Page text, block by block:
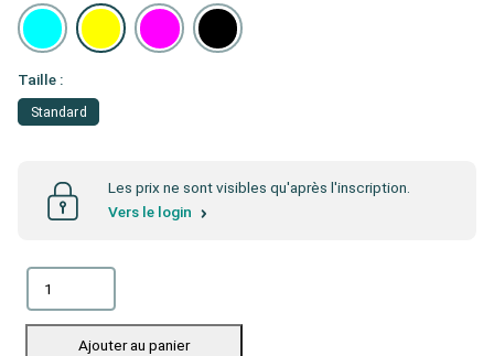
Taille :
Standard
Les prix ne sont visibles qu'après l'inscription.
Vers le login
Ajouter au panier